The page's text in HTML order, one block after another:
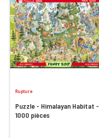
Rupture
Puzzle - Himalayan Habitat -
1000 pièces